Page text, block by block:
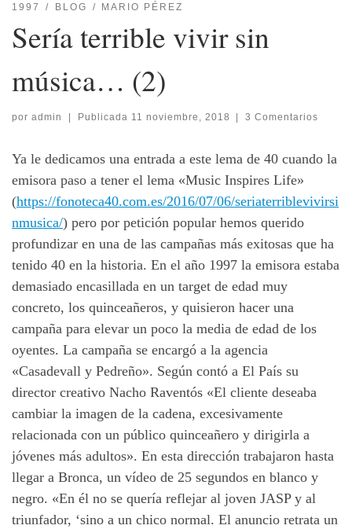
1997 BLOG MARIO PÉREZ
Sería terrible vivir sin
música… (2)
por admin Publicada 11 noviembre, 2018 3 Comentarios
Ya le dedicamos una entrada a este lema de 40 cuando la
emisora paso a tener el lema «Music Inspires Life»
(https://fonoteca40.com.es/2016/07/06/seriaterriblevivirsi
nmusica/) pero por petición popular hemos querido
profundizar en una de las campañas más exitosas que ha
tenido 40 en la historia. En el año 1997 la emisora estaba
demasiado encasillada en un target de edad muy
concreto, los quinceañeros, y quisieron hacer una
campaña para elevar un poco la media de edad de los
oyentes. La campaña se encargó a la agencia
«Casadevall y Pedreño». Según contó a El País su
director creativo Nacho Raventós «El cliente deseaba
cambiar la imagen de la cadena, excesivamente
relacionada con un público quinceañero y dirigirla a
jóvenes más adultos». En esta dirección trabajaron hasta
llegar a Bronca, un vídeo de 25 segundos en blanco y
negro. «En él no se quería reflejar al joven JASP y al
triunfador, ‘sino a un chico normal. El anuncio retrata un